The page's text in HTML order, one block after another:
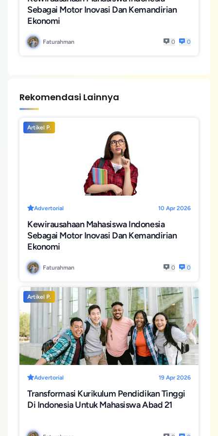
Sebagai Motor Inovasi Dan Kemandirian
Ekonomi
Faturahman 0 0
Rekomendasi Lainnya
Artikel P.
Advertorial 10 Apr 2026
Kewirausahaan Mahasiswa Indonesia
Sebagai Motor Inovasi Dan Kemandirian
Ekonomi
Faturahman 0 0
Artikel P.
Advertorial 19 Apr 2026
Transformasi Kurikulum Pendidikan Tinggi
Di Indonesia Untuk Mahasiswa Abad 21